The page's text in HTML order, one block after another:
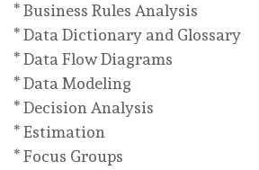
* Business Rules Analysis
* Data Dictionary and Glossary
* Data Flow Diagrams
* Data Modeling
* Decision Analysis
* Estimation
* Focus Groups